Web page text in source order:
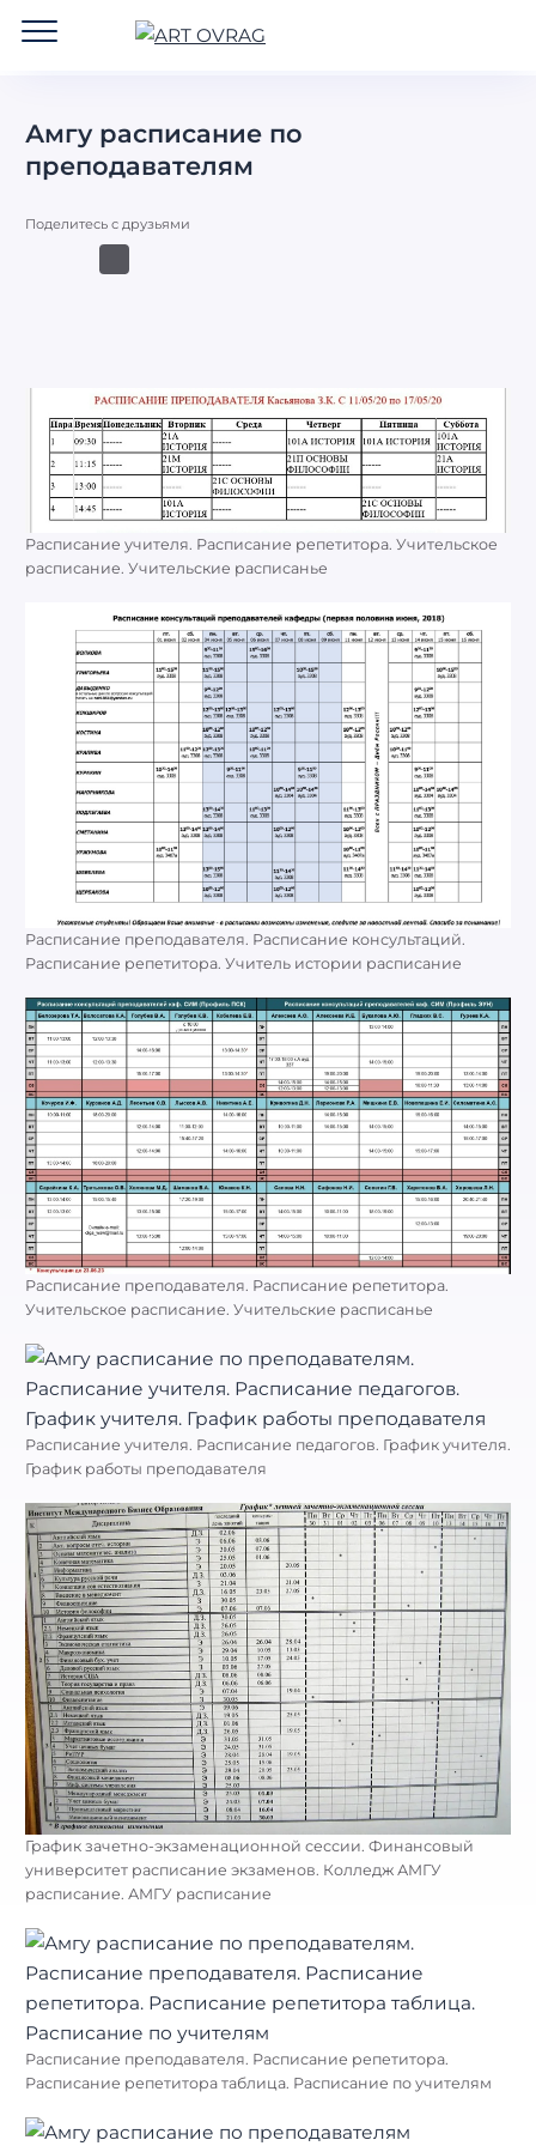
Амгу расписание по
преподавателям
Поделитесь с друзьями
Расписание учителя. Расписание репетитора. Учительское
расписание. Учительские расписанье
Расписание преподавателя. Расписание консультаций.
Расписание репетитора. Учитель истории расписание
Расписание преподавателя. Расписание репетитора.
Учительское расписание. Учительские расписанье
Расписание учителя. Расписание педагогов. График учителя.
График работы преподавателя
График зачетно-экзаменационной сессии. Финансовый
университет расписание экзаменов. Колледж АМГУ
расписание. АМГУ расписание
Расписание преподавателя. Расписание репетитора.
Расписание репетитора таблица. Расписание по учителям